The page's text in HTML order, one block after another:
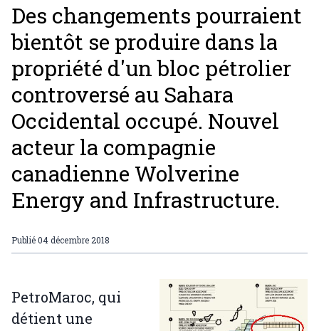
Des changements pourraient
bientôt se produire dans la
propriété d'un bloc pétrolier
controversé au Sahara
Occidental occupé. Nouvel
acteur la compagnie
canadienne Wolverine
Energy and Infrastructure.
Publié04 décembre 2018
PetroMaroc, qui
détient une